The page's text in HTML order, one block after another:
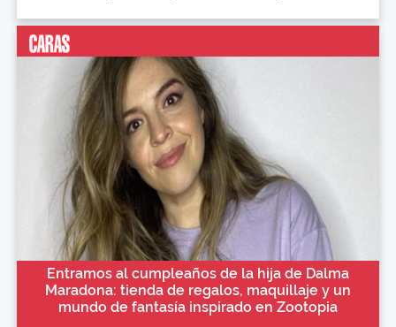
Entramos al cumpleaños de la hija de Dalma
Maradona: tienda de regalos, maquillaje y un
mundo de fantasía inspirado en Zootopia